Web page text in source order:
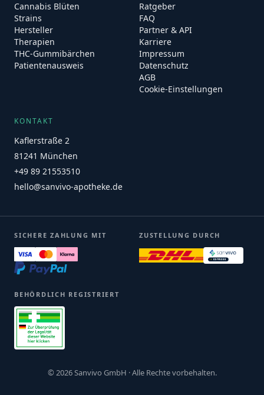
Cannabis Blüten
Strains
Hersteller
Therapien
THC-Gummibärchen
Patientenausweis
Ratgeber
FAQ
Partner & API
Karriere
Impressum
Datenschutz
AGB
Cookie-Einstellungen
KONTAKT
Kaflerstraße 2
81241 München
+49 89 21553510
hello@sanvivo-apotheke.de
SICHERE ZAHLUNG MIT ZUSTELLUNG DURCH
BEHÖRDLICH REGISTRIERT
© 2026 Sanvivo GmbH · Alle Rechte vorbehalten.